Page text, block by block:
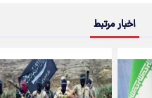
اخبار مرتبط